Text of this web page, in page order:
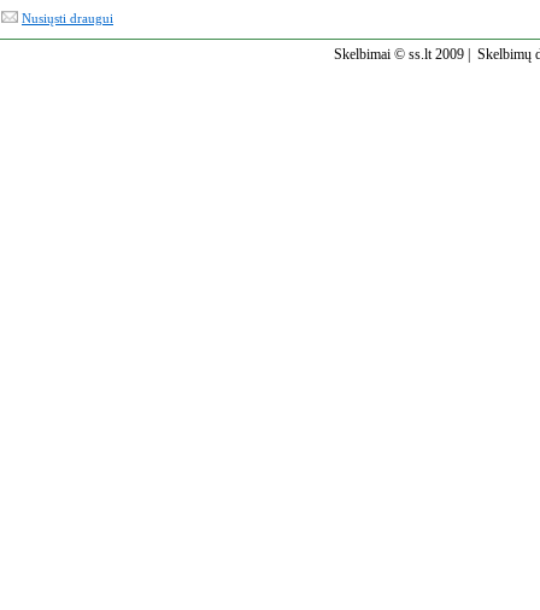
Nusiųsti draugui
Skelbimai © ss.lt 2009 | Skelbimų